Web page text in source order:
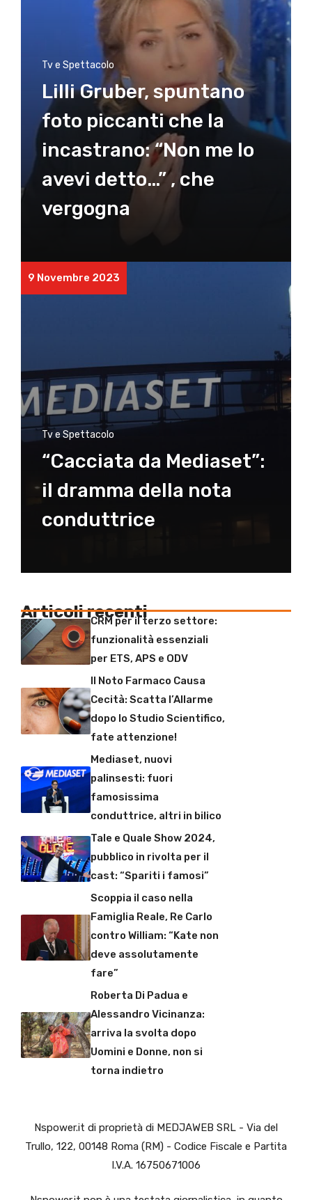
Tv e Spettacolo
Lilli Gruber, spuntano
foto piccanti che la
incastrano: “Non me lo
avevi detto…” , che
vergogna
9 Novembre 2023
Tv e Spettacolo
“Cacciata da Mediaset”:
il dramma della nota
conduttrice
Articoli recentiCRM per il terzo settore:
funzionalità essenziali
per ETS, APS e ODV
Il Noto Farmaco Causa
Cecità: Scatta l’Allarme
dopo lo Studio Scientifico,
fate attenzione!
Mediaset, nuovi
palinsesti: fuori
famosissima
conduttrice, altri in bilico
Tale e Quale Show 2024,
pubblico in rivolta per il
cast: “Spariti i famosi”
Scoppia il caso nella
Famiglia Reale, Re Carlo
contro William: “Kate non
deve assolutamente
fare”
Roberta Di Padua e
Alessandro Vicinanza:
arriva la svolta dopo
Uomini e Donne, non si
torna indietro
Nspower.it di proprietà di MEDJAWEB SRL - Via del
Trullo, 122, 00148 Roma (RM) - Codice Fiscale e Partita
I.V.A. 16750671006